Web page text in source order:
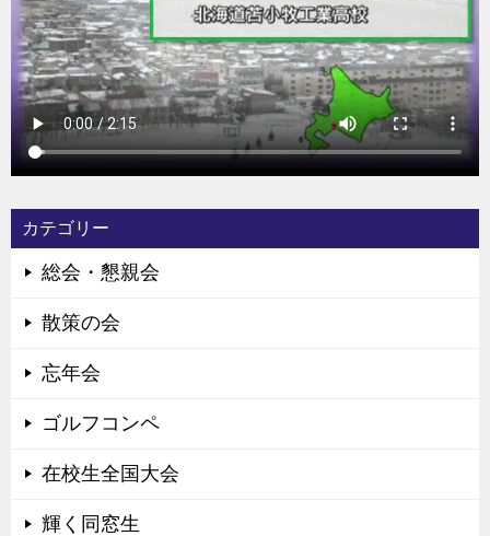
カテゴリー
総会・懇親会
散策の会
忘年会
ゴルフコンペ
在校生全国大会
輝く同窓生